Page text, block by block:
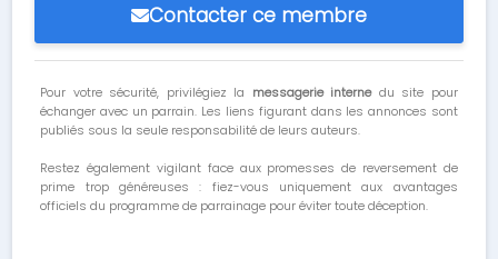
Contacter ce membre
Pour votre sécurité, privilégiez la messagerie internedu site pour
échanger avec un parrain. Les liens figurant dans les annonces sont
publiés sous la seule responsabilité de leurs auteurs.
Restez également vigilant face aux promesses de reversement de
prime trop généreuses : fiez-vous uniquement aux avantages
officiels du programme de parrainage pour éviter toute déception.